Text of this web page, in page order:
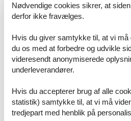
naturen...
Prisgaranti og kundeservice
Uanset hvilket sommerhus Marielyst
der ikke er ét eneste af de andre
dit foretrukne sommerhus Marielyst
lavere end vores.
Nødvendige cookies sikrer, at
derfor ikke fravælges.
Hvis du giver samtykke til, at vi
du os med at forbedre og udvikle
videresendt anonymiserede
underleverandører.
Hvis du accepterer brug af alle
statistik) samtykke til, at vi må
tredjepart med henblik på